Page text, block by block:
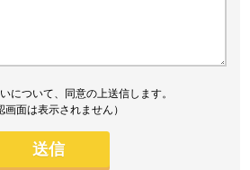
について、同意の上送信します。
画面は表示されません）